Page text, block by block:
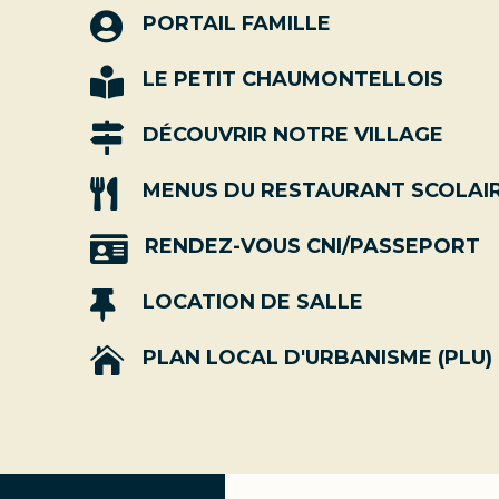
 PORTAIL FAMILLE
 LE PETIT CHAUMONTELLOIS
 DÉCOUVRIR NOTRE VILLAGE
 MENUS DU RESTAURANT
 RENDEZ-VOUS CNI/PASSEPORT
 LOCATION DE SALLE
 PLAN LOCAL D'URBANISME (PLU)